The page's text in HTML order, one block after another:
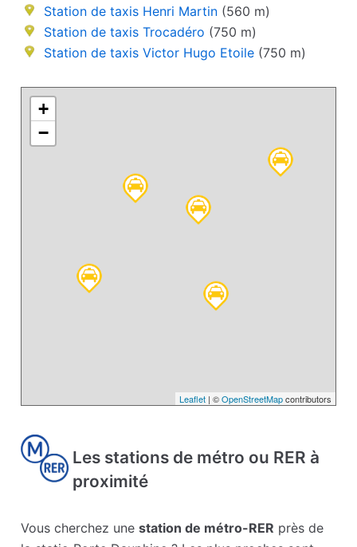
Station de taxis Henri Martin (560 m)
Station de taxis Trocadéro (750 m)
Station de taxis Victor Hugo Etoile (750 m)
+
−
Leaflet| ©OpenStreetMapcontributors
Les stations de métro ou RER à
proximité
Vous cherchez unestation de métro-RER près de